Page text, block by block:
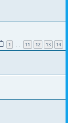
1 … 11 12 13 14